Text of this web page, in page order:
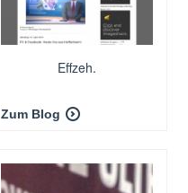
Effzeh.
Zum Blog